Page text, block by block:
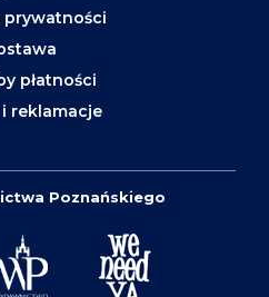
prywatności
płatności
reklamacje
Poznańskiego